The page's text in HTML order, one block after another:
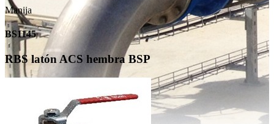
Manija
BS1145
RBS latón ACS hembra BSP